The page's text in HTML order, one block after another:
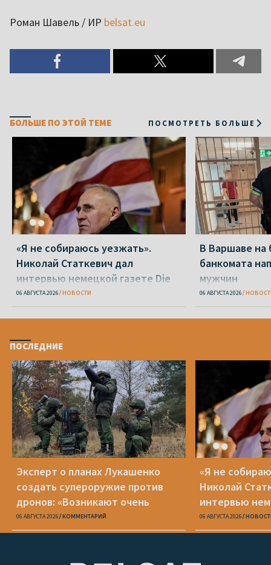
Роман Шавель / ИР belsat.eu
БОЛЬШЕ ПО ЭТОЙ ТЕМЕ ПОСМОТРЕТЬ БОЛЬШЕ
«Я не собираюсь уезжать».
Николай Статкевич дал
интервью немецкой газете Die
Zeit
06 АВГУСТА 2026 НОВОСТИ
В Варшаве на
банкомата
мужчин
06 АВГУСТА 2026
ПОСЛЕДНИЕ
Эксперт о планах Лукашенко
создать супероружие против
дронов: «Возникают очень
серьезные сомнения»
06 АВГУСТА 2026 КОММЕНТАРИЙ
«Я не
Николай
интервью
Zeit
06 АВГУСТА 2026